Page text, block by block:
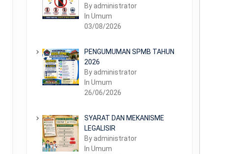
By administrator
In Umum
03/08/2026
PENGUMUMAN SPMB TAHUN
2026
By administrator
In Umum
26/06/2026
SYARAT DAN MEKANISME
LEGALISIR
By administrator
In Umum